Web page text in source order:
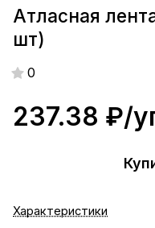
Атласная
шт)
0
237.38 ₽/
Характеристики